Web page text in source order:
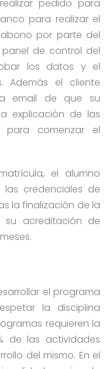
pedido para
para realizar el
por parte del
de control del
los datos y el
Además el cliente
email de que su
explicación de las
para comenzar el
el alumno
credenciales de
la finalización de la
su acreditación de
el programa
la disciplina
requieren la
de las actividades
del mismo. En el